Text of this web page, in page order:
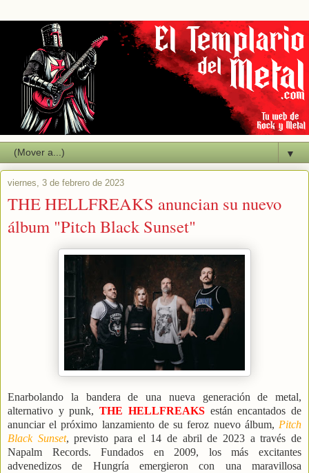
▼
viernes, 3 de febrero de 2023
THE HELLFREAKS anuncian su nuevo
álbum "Pitch Black Sunset"
Enarbolando la bandera de una nueva generación de metal,
alternativo y punk,THE HELLFREAKSestán encantados de
anunciar el próximo lanzamiento de su feroz nuevo álbum, Pitch
Black Sunset, previsto para el 14 de abril de 2023 a través de
Napalm Records.Fundados en 2009, los más excitantes
advenedizos de Hungría emergieron con una maravillosa